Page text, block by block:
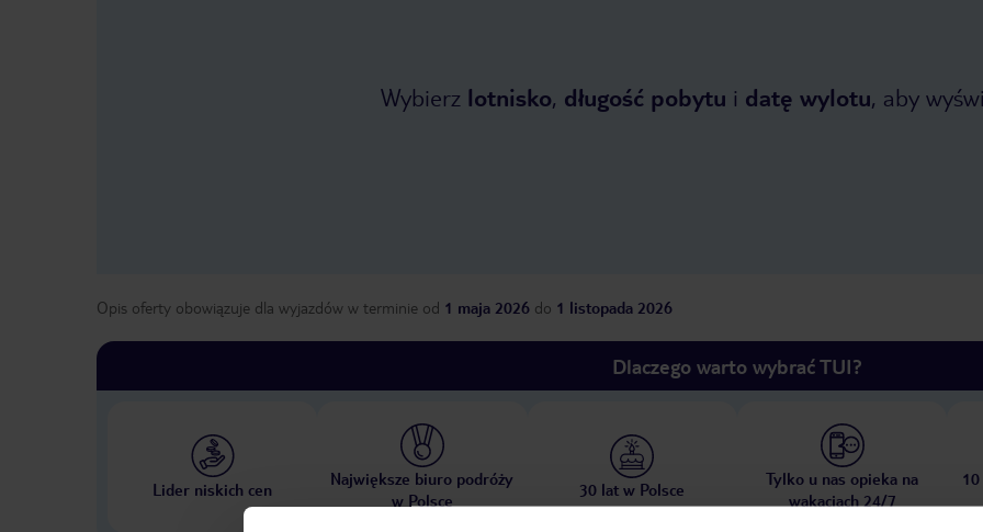
Wybierz lotnisko, długość pobytu i datę wylotu, aby
Opis oferty obowiązuje dla wyjazdów w terminie od 1 maja 2026 do 1 listopada 2026
Dlaczego warto wybrać TUI?
Lider niskich cen
Największe biuro podróży
w Polsce
30 lat w Polsce
Tylko u nas opieka na
wakacjach 24/7